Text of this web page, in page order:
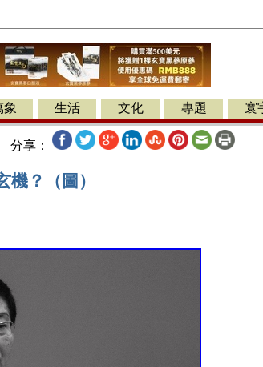
象 生活 文化 專題 寰
分享：
？（圖）